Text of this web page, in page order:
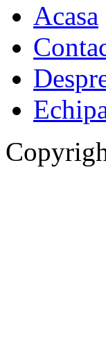
Acasa